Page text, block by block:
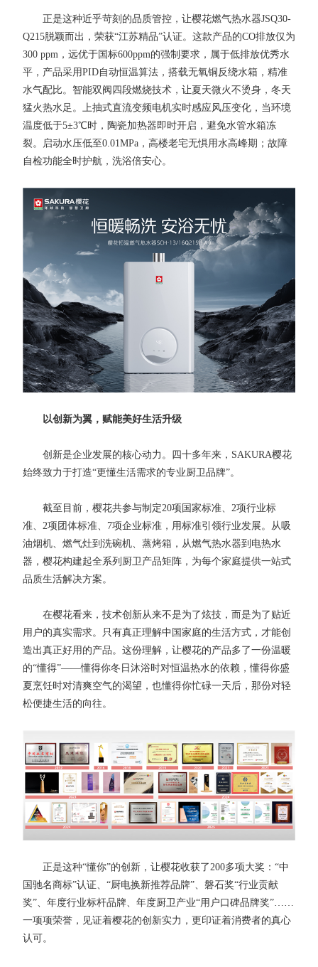
正是这种近乎苛刻的品质管控，让樱花燃气热水器JSQ30-
Q215脱颖而出，荣获“江苏精品”认证。这款产品的CO排放仅为
300 ppm，远优于国标600ppm的强制要求，属于低排放优秀水
平，产品采用PID自动恒温算法，搭载无氧铜反绕水箱，精准
水气配比。智能双阀四段燃烧技术，让夏天微火不烫身，冬天
猛火热水足。上抽式直流变频电机实时感应风压变化，当环境
温度低于5±3℃时，陶瓷加热器即时开启，避免水管水箱冻
裂。启动水压低至0.01MPa，高楼老宅无惧用水高峰期；故障
自检功能全时护航，洗浴倍安心。
以创新为翼，赋能美好生活升级
创新是企业发展的核心动力。四十多年来，SAKURA樱花
始终致力于打造“更懂生活需求的专业厨卫品牌”。
截至目前，樱花共参与制定20项国家标准、2项行业标
准、2项团体标准、7项企业标准，用标准引领行业发展。从吸
油烟机、燃气灶到洗碗机、蒸烤箱，从燃气热水器到电热水
器，樱花构建起全系列厨卫产品矩阵，为每个家庭提供一站式
品质生活解决方案。
在樱花看来，技术创新从来不是为了炫技，而是为了贴近
用户的真实需求。只有真正理解中国家庭的生活方式，才能创
造出真正好用的产品。这份理解，让樱花的产品多了一份温暖
的“懂得”——懂得你冬日沐浴时对恒温热水的依赖，懂得你盛
夏烹饪时对清爽空气的渴望，也懂得你忙碌一天后，那份对轻
松便捷生活的向往。
正是这种“懂你”的创新，让樱花收获了200多项大奖：“中
国驰名商标”认证、“厨电换新推荐品牌”、磐石奖“行业贡献
奖”、年度行业标杆品牌、年度厨卫产业“用户口碑品牌奖”……
一项项荣誉，见证着樱花的创新实力，更印证着消费者的真心
认可。